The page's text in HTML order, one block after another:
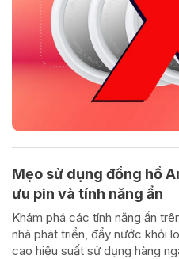
Mẹo sử dụng đồng hồ
ưu pin và tính năng ẩn
Khám phá các tính năng ẩn
nhà phát triển, đẩy nước khỏi
cao hiệu suất sử dụng hàng